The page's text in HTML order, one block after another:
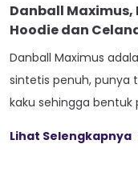
Danball
Hoodie dan
Danball Maximus
sintetis penuh, punya
kaku sehingga bentuk
yaitu Cool Touch,
Lihat Selengkapnya